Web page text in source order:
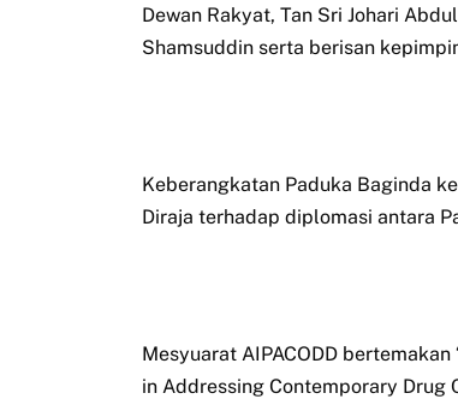
Dewan Rakyat, Tan Sri Johari
Shamsuddin serta berisan
Keberangkatan Paduka Baginda
Diraja terhadap diplomasi antara
Mesyuarat AIPACODD
in Addressing Contemporary Drug